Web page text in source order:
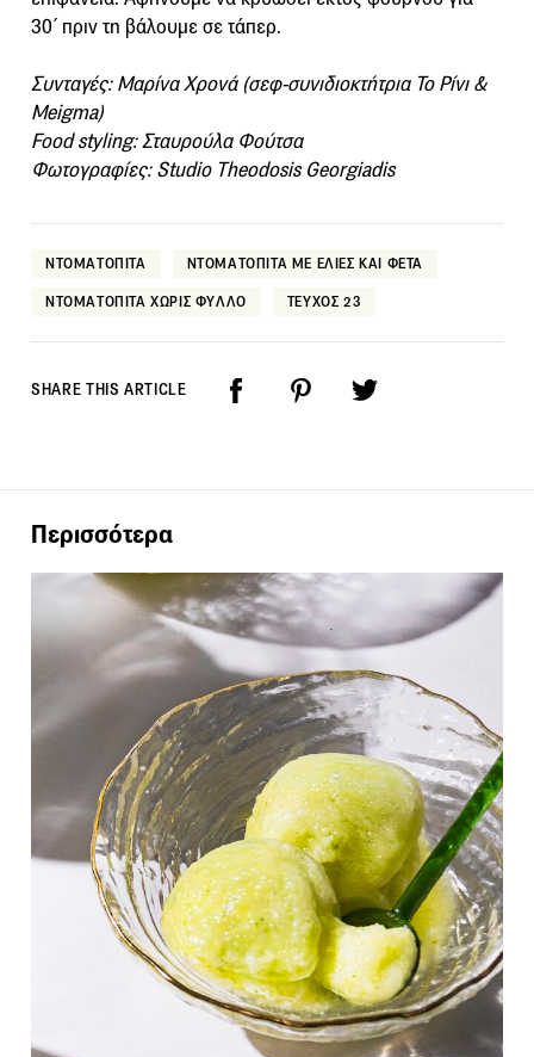
30΄ πριν τη βάλουμε σε τάπερ.
Συνταγές: Μαρίνα Χρονά (σεφ-συνιδιοκτήτρια To Ρίνι &
Μeigma)
Food styling: Σταυρούλα Φούτσα
Φωτογραφίες: Studio Theodosis Georgiadis
ΝΤΟΜΑΤΟΠΙΤΑ ΝΤΟΜΑΤΟΠΙΤΑ ΜΕ ΕΛΙΕΣ ΚΑΙ ΦΕΤΑ
ΝΤΟΜΑΤΟΠΙΤΑ ΧΩΡΙΣ ΦΥΛΛΟ ΤΕΥΧΟΣ 23
SHARE THIS ARTICLE
Περισσότερα